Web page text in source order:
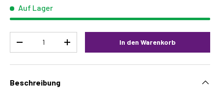
Auf Lager
-
+ In den Warenkorb
Beschreibung